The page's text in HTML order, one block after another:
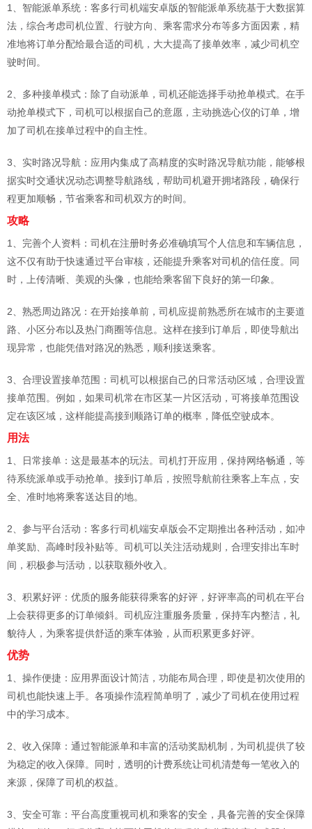
1、智能派单系统：客多行司机端安卓版的智能派单系统基于大数据算
法，综合考虑司机位置、行驶方向、乘客需求分布等多方面因素，精
准地将订单分配给最合适的司机，大大提高了接单效率，减少司机空
驶时间。
2、多种接单模式：除了自动派单，司机还能选择手动抢单模式。在手
动抢单模式下，司机可以根据自己的意愿，主动挑选心仪的订单，增
加了司机在接单过程中的自主性。
3、实时路况导航：应用内集成了高精度的实时路况导航功能，能够根
据实时交通状况动态调整导航路线，帮助司机避开拥堵路段，确保行
程更加顺畅，节省乘客和司机双方的时间。
攻略
1、完善个人资料：司机在注册时务必准确填写个人信息和车辆信息，
这不仅有助于快速通过平台审核，还能提升乘客对司机的信任度。同
时，上传清晰、美观的头像，也能给乘客留下良好的第一印象。
2、熟悉周边路况：在开始接单前，司机应提前熟悉所在城市的主要道
路、小区分布以及热门商圈等信息。这样在接到订单后，即使导航出
现异常，也能凭借对路况的熟悉，顺利接送乘客。
3、合理设置接单范围：司机可以根据自己的日常活动区域，合理设置
接单范围。例如，如果司机常在市区某一片区活动，可将接单范围设
定在该区域，这样能提高接到顺路订单的概率，降低空驶成本。
用法
1、日常接单：这是最基本的玩法。司机打开应用，保持网络畅通，等
待系统派单或手动抢单。接到订单后，按照导航前往乘客上车点，安
全、准时地将乘客送达目的地。
2、参与平台活动：客多行司机端安卓版会不定期推出各种活动，如冲
单奖励、高峰时段补贴等。司机可以关注活动规则，合理安排出车时
间，积极参与活动，以获取额外收入。
3、积累好评：优质的服务能获得乘客的好评，好评率高的司机在平台
上会获得更多的订单倾斜。司机应注重服务质量，保持车内整洁，礼
貌待人，为乘客提供舒适的乘车体验，从而积累更多好评。
优势
1、操作便捷：应用界面设计简洁，功能布局合理，即使是初次使用的
司机也能快速上手。各项操作流程简单明了，减少了司机在使用过程
中的学习成本。
2、收入保障：通过智能派单和丰富的活动奖励机制，为司机提供了较
为稳定的收入保障。同时，透明的计费系统让司机清楚每一笔收入的
来源，保障了司机的权益。
3、安全可靠：平台高度重视司机和乘客的安全，具备完善的安全保障